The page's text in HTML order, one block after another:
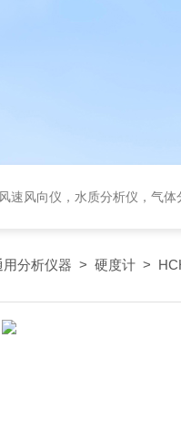
速风向仪，水质分析仪，气体
用分析仪器 > 硬度计 >